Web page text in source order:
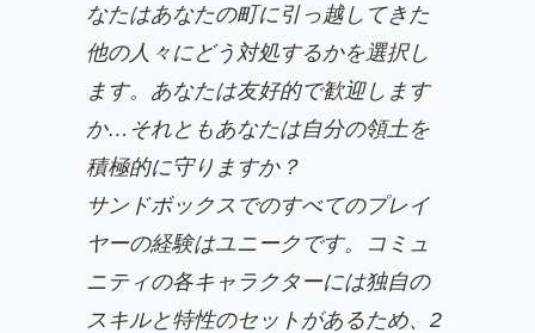
なたはあなたの町に引っ越してきた
他の人々にどう対処するかを選択し
ます。あなたは友好的で歓迎します
か…それともあなたは自分の領土を
積極的に守りますか？
サンドボックスでのすべてのプレイ
ヤーの経験はユニークです。コミュ
ニティの各キャラクターには独自の
スキルと特性のセットがあるため、2